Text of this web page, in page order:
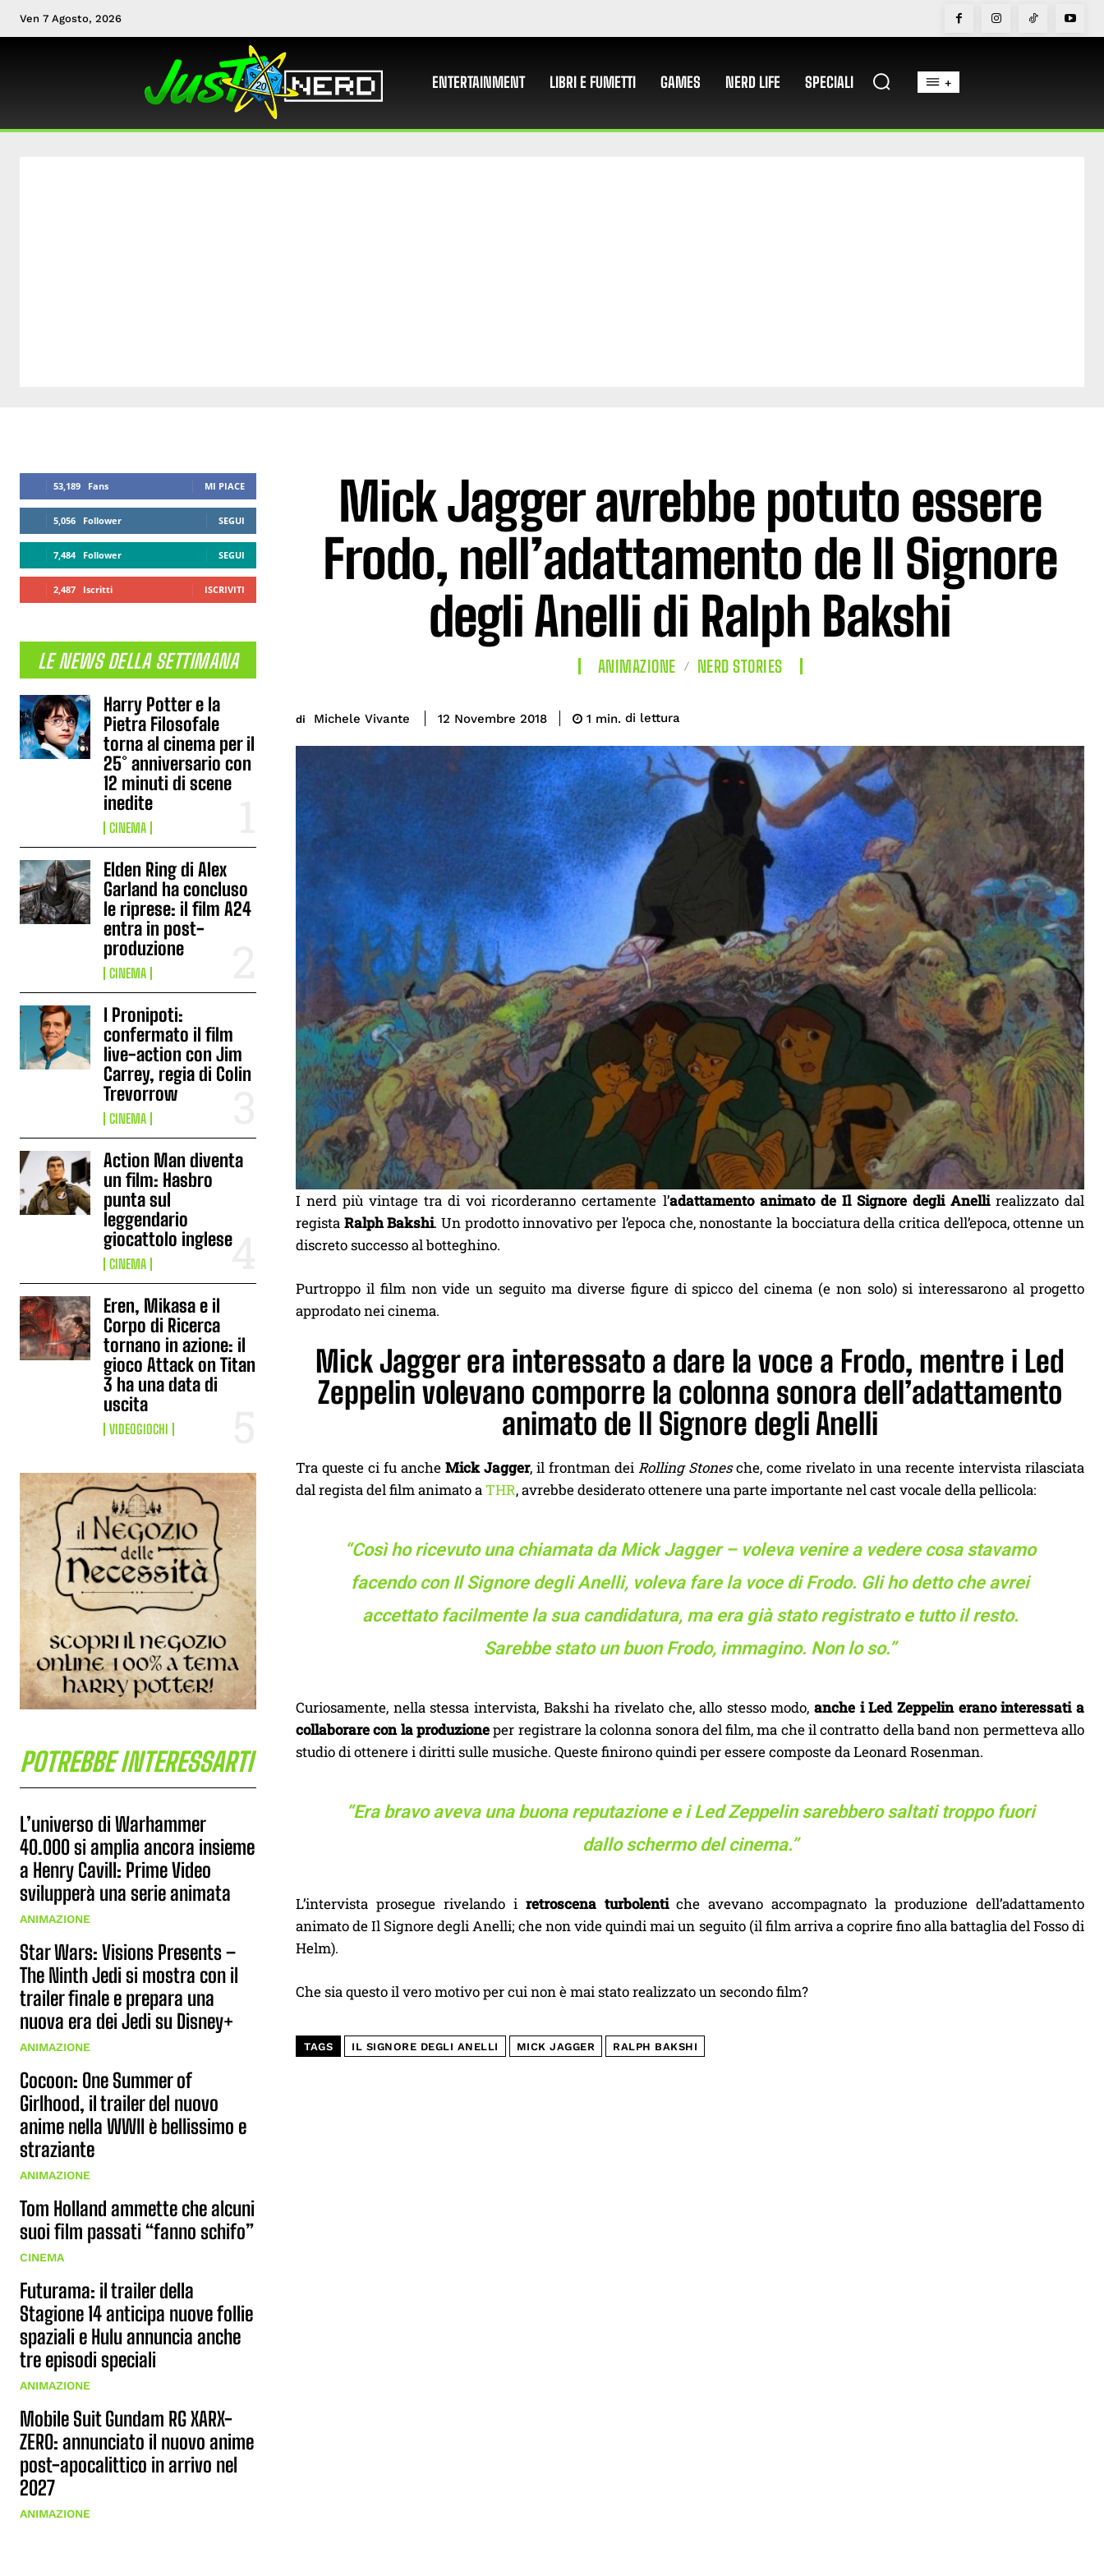
Ven 7 Agosto, 2026
ENTERTAINMENT LIBRI E FUMETTI GAMES NERD LIFE SPECIALI +
53,189 Fans MI PIACE
5,056 Follower SEGUI
7,484 Follower SEGUI
2,487 Iscritti ISCRIVITI
LE NEWS DELLA SETTIMANA
Harry Potter e la
Pietra Filosofale
torna al cinema per il
25° anniversario con
12 minuti di scene
inedite
CINEMA
Elden Ring di Alex
Garland ha concluso
le riprese: il film A24
entra in post-
produzione
CINEMA
I Pronipoti:
confermato il film
live-action con Jim
Carrey, regia di Colin
Trevorrow
CINEMA
Action Man diventa
un film: Hasbro
punta sul
leggendario
giocattolo inglese
CINEMA
Eren, Mikasa e il
Corpo di Ricerca
tornano in azione: il
gioco Attack on Titan
3 ha una data di
uscita
VIDEOGIOCHI
POTREBBE INTERESSARTI
L’universo di Warhammer
40.000 si amplia ancora insieme
a Henry Cavill: Prime Video
svilupperà una serie animata
ANIMAZIONE
Star Wars: Visions Presents –
The Ninth Jedi si mostra con il
trailer finale e prepara una
nuova era dei Jedi su Disney+
ANIMAZIONE
Cocoon: One Summer of
Girlhood, il trailer del nuovo
anime nella WWII è bellissimo e
straziante
ANIMAZIONE
Tom Holland ammette che alcuni
suoi film passati “fanno schifo”
CINEMA
Futurama: il trailer della
Stagione 14 anticipa nuove follie
spaziali e Hulu annuncia anche
tre episodi speciali
ANIMAZIONE
Mobile Suit Gundam RG XARX-
ZERO: annunciato il nuovo anime
post-apocalittico in arrivo nel
2027
ANIMAZIONE
Mick Jagger avrebbe potuto essere
Frodo, nell’adattamento de Il Signore
degli Anelli di Ralph Bakshi
ANIMAZIONE NERD STORIES
di Michele Vivante 12 Novembre 2018 1 min. di lettura
I nerd più vintage tra di voi ricorderanno certamente l’adattamento animato de Il Signore degli Anellirealizzato dal
regista Ralph Bakshi. Un prodotto innovativo per l’epoca che, nonostante la bocciatura della critica dell’epoca, ottenne un
discreto successo al botteghino.
Purtroppo il film non vide un seguito ma diverse figure di spicco del cinema (e non solo) si interessarono al progetto
approdato nei cinema.
Mick Jagger era interessato a dare la voce a Frodo, mentre i Led
Zeppelin volevano comporre la colonna sonora dell’adattamento
animato de Il Signore degli Anelli
Tra queste ci fu anche Mick Jagger, il frontman dei Rolling Stonesche, come rivelato in una recente intervista rilasciata
dal regista del film animato aTHR, avrebbe desiderato ottenere una parte importante nel cast vocale della pellicola:
“Così ho ricevuto una chiamata da Mick Jagger – voleva venire a vedere cosa stavamo
facendo con Il Signore degli Anelli, voleva fare la voce di Frodo. Gli ho detto che avrei
accettato facilmente la sua candidatura, ma era già stato registrato e tutto il resto.
Sarebbe stato un buon Frodo, immagino. Non lo so.”
Curiosamente, nella stessa intervista, Bakshi ha rivelato che, allo stesso modo,anche i Led Zeppelin erano interessati a
collaborare con la produzioneper registrare la colonna sonora del film, ma che il contratto della band non permetteva allo
studio di ottenere i diritti sulle musiche. Queste finirono quindi per essere composte da Leonard Rosenman.
“Era bravo aveva una buona reputazione e i Led Zeppelin sarebbero saltati troppo fuori
dallo schermo del cinema.”
L’intervista prosegue rivelando i retroscena turbolentiche avevano accompagnato la produzione dell’adattamento
animato de Il Signore degli Anelli; che non vide quindi mai un seguito (il film arriva a coprire fino alla battaglia del Fosso di
Helm).
Che sia questo il vero motivo per cui non è mai stato realizzato un secondo film?
TAGS IL SIGNORE DEGLI ANELLI MICK JAGGER RALPH BAKSHI